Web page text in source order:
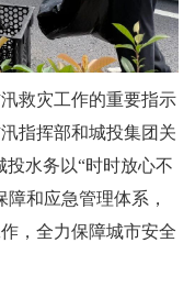
救灾工作的重要指示
指挥部和城投集团关
投水务以“时时放心不
和应急管理体系，
，全力保障城市安全